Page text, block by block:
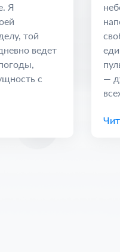
Я
той
ведет
с
—